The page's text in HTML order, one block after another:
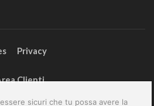
sicuri che tu possa avere la
Privacy
Clienti